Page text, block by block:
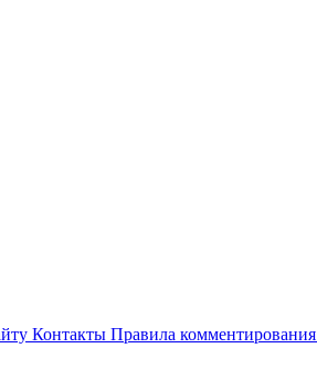
Контакты Правила комментирования